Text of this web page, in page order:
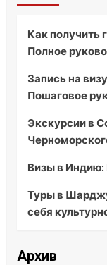
Как получить
Полное
Запись на
Пошаговое
Экскурсии в
Визы в Индию:
Туры в
себя
Архив